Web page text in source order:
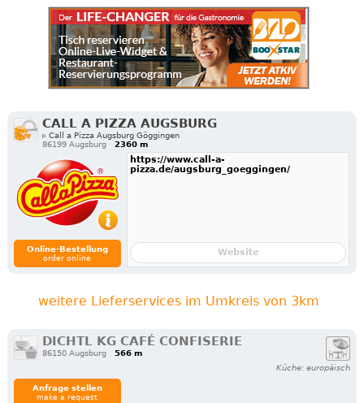
CALL A PIZZA AUGSBURG
▹ Call a Pizza Augsburg Göggingen
86199 Augsburg
2360 m
Online-Bestellung
order online
https://www.call-a-
pizza.de/augsburg_goeggingen/
Website
weitere Lieferservices im Umkreis von 3km
DICHTL KG CAFÉ CONFISERIE
86150 Augsburg
566 m
Küche: europäisch
Anfrage stellen
make a request